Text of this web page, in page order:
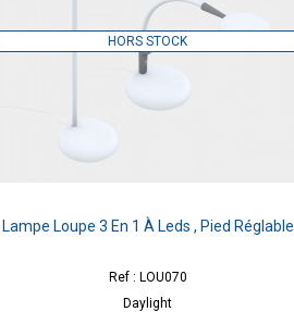
HORS STOCK
Lampe Loupe 3 En 1 À Leds , Pied Réglable
Ref : LOU070
Daylight